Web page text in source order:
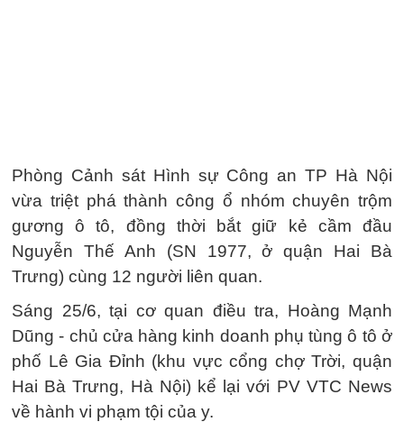
Phòng Cảnh sát Hình sự Công an TP Hà Nội
vừa triệt phá thành công ổ nhóm chuyên trộm
gương ô tô, đồng thời bắt giữ kẻ cầm đầu
Nguyễn Thế Anh (SN 1977, ở quận Hai Bà
Trưng) cùng 12 người liên quan.
Sáng 25/6, tại cơ quan điều tra, Hoàng Mạnh
Dũng - chủ cửa hàng kinh doanh phụ tùng ô tô ở
phố Lê Gia Đỉnh (khu vực cổng chợ Trời, quận
Hai Bà Trưng, Hà Nội) kể lại với PV VTC News
về hành vi phạm tội của y.